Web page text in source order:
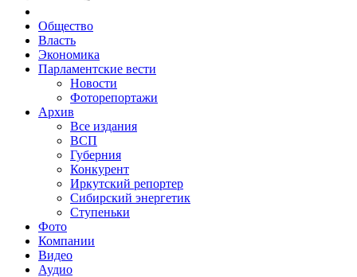
Общество
Власть
Экономика
Парламентские вести
Новости
Фоторепортажи
Архив
Все издания
ВСП
Губерния
Конкурент
Иркутский репортер
Сибирский энергетик
Ступеньки
Фото
Компании
Видео
Аудио